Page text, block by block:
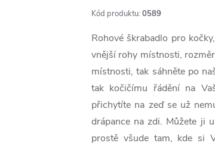
Kód produktu: 0589
Rohové škrabadlo pro
vnější rohy místnosti,
místnosti, tak sáhněte po
tak kočičímu řádění na
přichytíte na zeď se už
drápance na zdi. Můžete ji
prostě všude tam, kde si